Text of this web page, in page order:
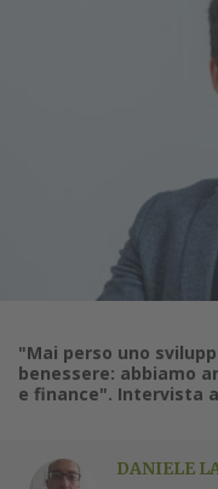
"Mai perso uno
benessere: abbiamo
e finance". Intervista
DANIELE